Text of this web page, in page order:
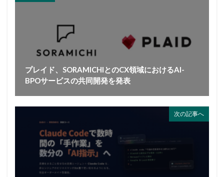
プレイド、SORAMICHIとのCX領域におけるAI-
BPOサービスの共同開発を発表
次の記事へ